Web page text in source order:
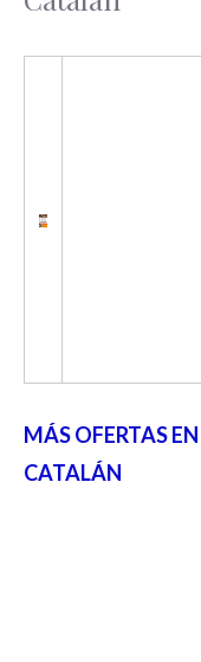
MÁS OFERTAS
CATALÁN